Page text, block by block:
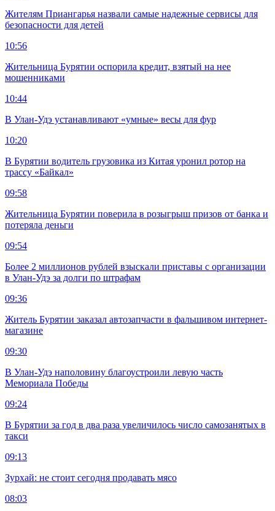
Жителям Приангарья назвали самые надежные сервисы для
безопасности для детей
10:56
Жительница Бурятии оспорила кредит, взятый на нее
мошенниками
10:44
В Улан-Удэ устанавливают «умные» весы для фур
10:20
В Бурятии водитель грузовика из Китая уронил ротор на
трассу «Байкал»
09:58
Жительница Бурятии поверила в розыгрыш призов от банка и
потеряла деньги
09:54
Более 2 миллионов рублей взыскали приставы с организации
в Улан-Удэ за долги по штрафам
09:36
Житель Бурятии заказал автозапчасти в фальшивом интернет-
магазине
09:30
В Улан-Удэ наполовину благоустроили левую часть
Мемориала Победы
09:24
В Бурятии за год в два раза увеличилось число самозанятых в
такси
09:13
Зурхай: не стоит сегодня продавать мясо
08:03